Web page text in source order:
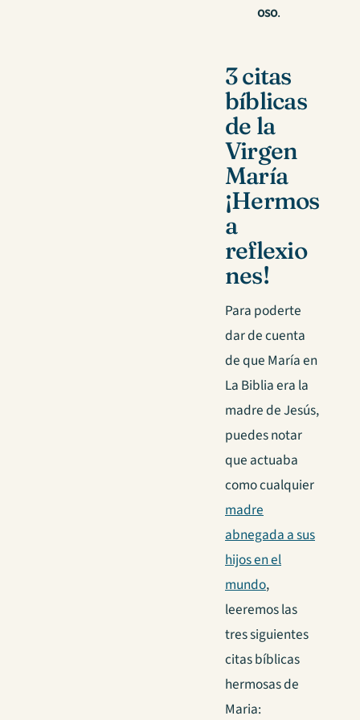
oso.
3 citas
bíblicas
de la
Virgen
María
¡Hermos
a
reflexio
nes!
Para poderte
dar de cuenta
de que María en
La Biblia era la
madre de Jesús,
puedes notar
que actuaba
como cualquier
madre
abnegada a sus
hijos en el
mundo,
leeremos las
tres siguientes
citas bíblicas
hermosas de
Maria: